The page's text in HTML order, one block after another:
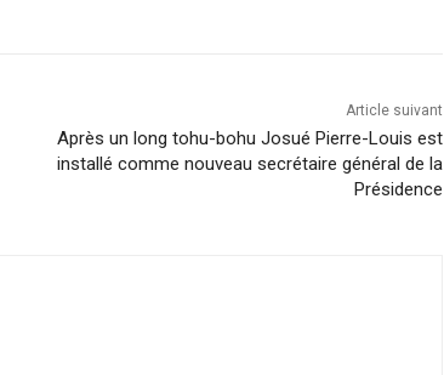
Article suivant
Après un long tohu-bohu Josué Pierre-Louis est
installé comme nouveau secrétaire général de la
Présidence